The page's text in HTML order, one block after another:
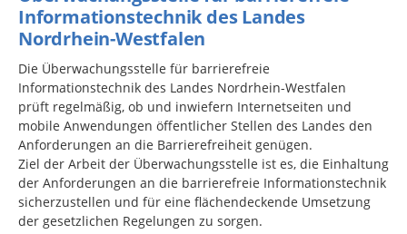
Informationstechnik des Landes
Nordrhein-Westfalen
Die Überwachungsstelle für barrierefreie
Informationstechnik des Landes Nordrhein-Westfalen
prüft regelmäßig, ob und inwiefern Internetseiten und
mobile Anwendungen öffentlicher Stellen des Landes den
Anforderungen an die Barrierefreiheit genügen.
Ziel der Arbeit der Überwachungsstelle ist es, die Einhaltung
der Anforderungen an die barrierefreie Informationstechnik
sicherzustellen und für eine flächendeckende Umsetzung
der gesetzlichen Regelungen zu sorgen.